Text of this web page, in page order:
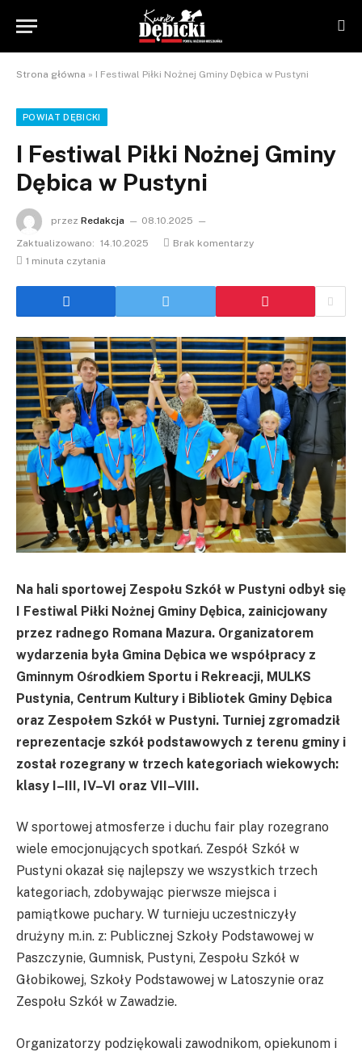
Strona główna » I Festiwal Piłki Nożnej Gminy Dębica w Pustyni
POWIAT DĘBICKI
I Festiwal Piłki Nożnej Gminy
Dębica w Pustyni
przez Redakcja
08.10.2025
Zaktualizowano: 14.10.2025
Brak komentarzy
1 minuta czytania
Na hali sportowej Zespołu Szkół w Pustyni odbył się
I Festiwal Piłki Nożnej Gminy Dębica, zainicjowany
przez radnego Romana Mazura. Organizatorem
wydarzenia była Gmina Dębica we współpracy z
Gminnym Ośrodkiem Sportu i Rekreacji, MULKS
Pustynia, Centrum Kultury i Bibliotek Gminy Dębica
oraz Zespołem Szkół w Pustyni. Turniej zgromadził
reprezentacje szkół podstawowych z terenu gminy i
został rozegrany w trzech kategoriach wiekowych:
klasy I–III, IV–VI oraz VII–VIII.
W sportowej atmosferze i duchu fair play rozegrano
wiele emocjonujących spotkań. Zespół Szkół w
Pustyni okazał się najlepszy we wszystkich trzech
kategoriach, zdobywając pierwsze miejsca i
pamiątkowe puchary. W turnieju uczestniczyły
drużyny m.in. z: Publicznej Szkoły Podstawowej w
Paszczynie, Gumnisk, Pustyni, Zespołu Szkół w
Głobikowej, Szkoły Podstawowej w Latoszynie oraz
Zespołu Szkół w Zawadzie.
Organizatorzy podziękowali zawodnikom, opiekunom i